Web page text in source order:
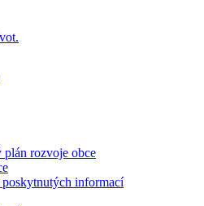
plán rozvoje obce
informací